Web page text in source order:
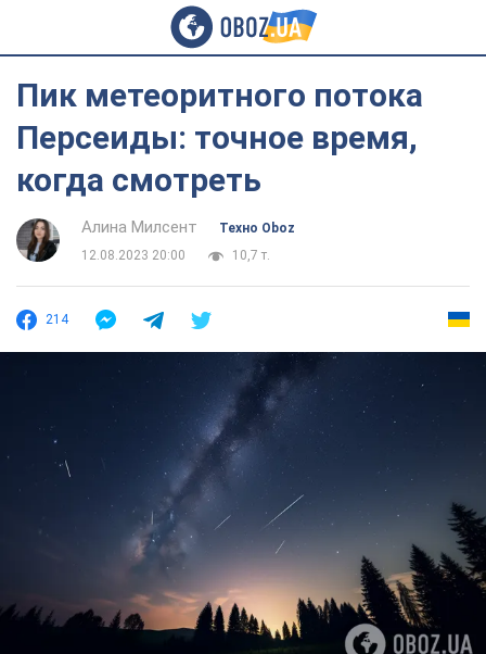
Пик метеоритного потока
Персеиды: точное время,
когда смотреть
Алина Милсент
Техно Oboz
12.08.2023 20:00
10,7 т.
214